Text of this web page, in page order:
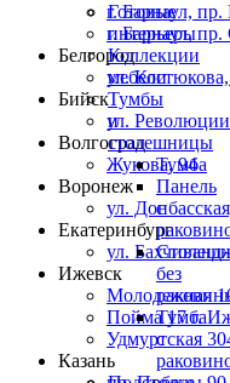
Готовые
интерьеры
Коллекции
мебели
Тумбы
и
столешницы
Тумба
Панель
с
без
Тумба
с
г. Барнаул,
г. Барнаул,
Белгород
ул. Костюкова,
Бийск
ул.
Волгоград
Жукова, 94
Воронеж
ул.
Екатеринбург
ул.
Ижевск
Молодежная
Пойма 17 г.
Удмуртская
Казань